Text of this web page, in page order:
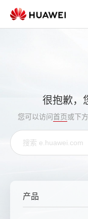
很抱歉，
您可以访问首页或下
产品